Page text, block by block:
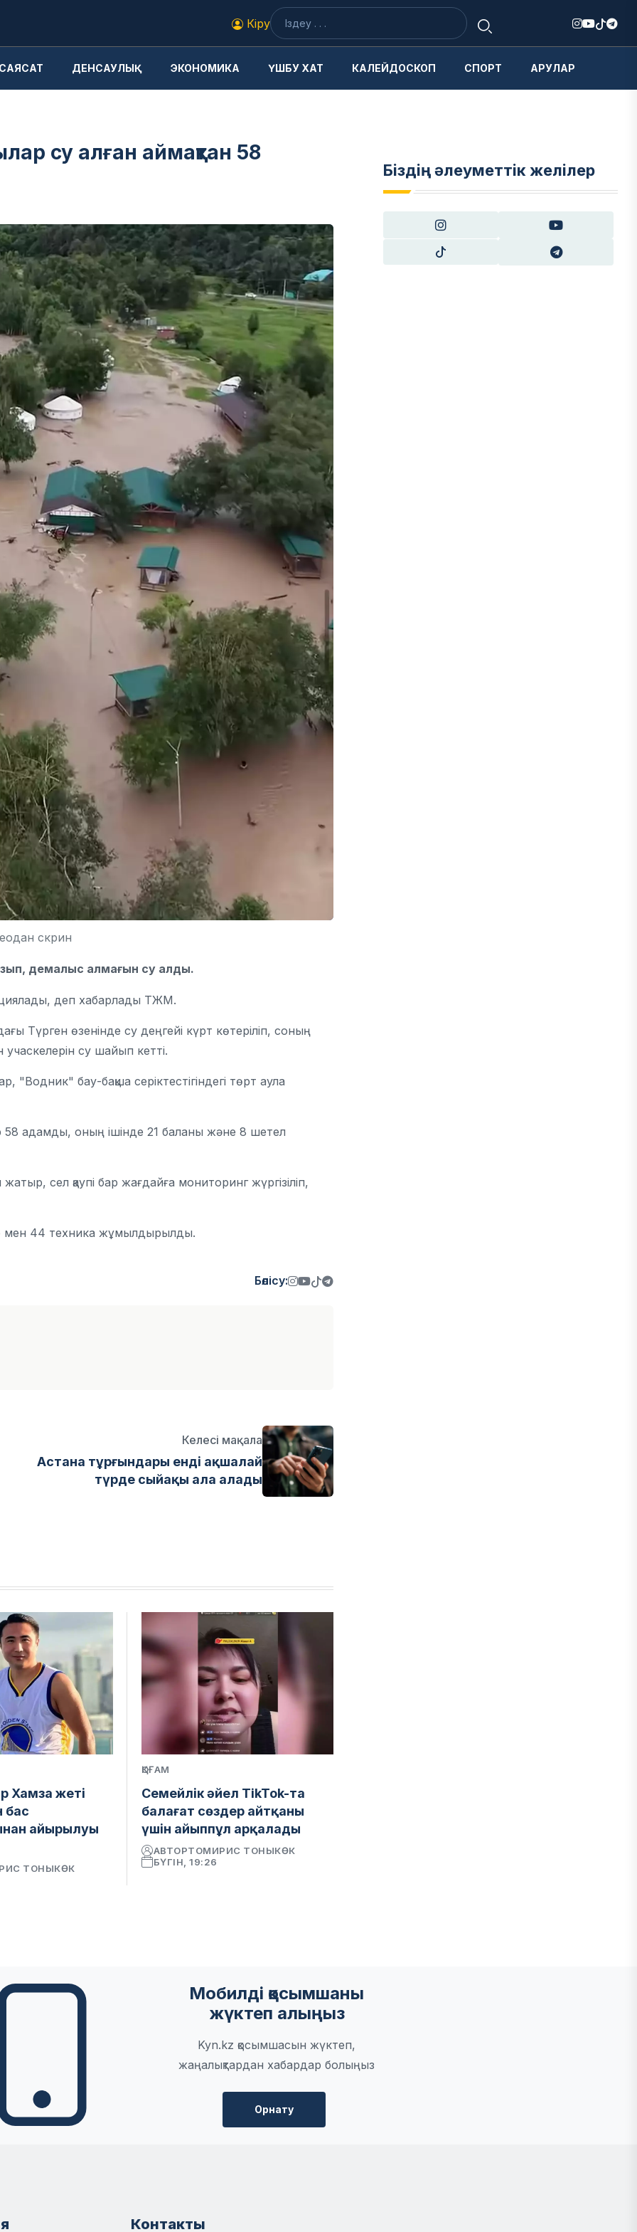
Кіру
ДЕНСАУЛЫҚ ЭКОНОМИКА ҮШБУ ХАТ КАЛЕЙДОСКОП СПОРТ АРУЛАР
су алған аймақтан 58
скрин
бұзып, демалыс алмағын су алды.
деп хабарлады ТЖМ.
Түрген өзенінде су деңгейі күрт көтеріліп, соның
су шайып кетті.
"Водник" бау-бақша серіктестігіндегі төрт аула
58 адамды, оның ішінде 21 баланы және 8 шетел
сел қаупі бар жағдайға мониторинг жүргізіліп,
мен 44 техника жұмылдырылды.
Бөлісу:
Келесі мақала
Астана тұрғындары енді ақшалай
түрде сыйақы ала алады
Хамза жеті
бас
айырылуы
ТОНЫКӨК
ҚОҒАМ
Семейлік әйел TikTok-та
балағат сөздер айтқаны
үшін айыппұл арқалады
АВТОРТОМИРИС ТОНЫКӨК
БҮГІН, 19:26
Біздің әлеуметтік желілер
Мобилді қосымшаны
жүктеп алыңыз
Kyn.kz қосымшасын жүктеп,
жаңалықтардан хабардар болыңыз
Орнату
Контакты